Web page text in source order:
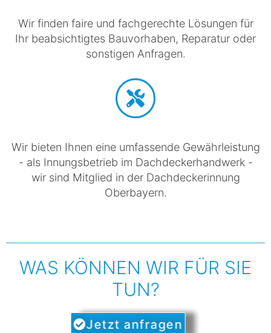
Wir finden faire und fachgerechte Lösungen für
Ihr beabsichtigtes Bauvorhaben, Reparatur oder
sonstigen Anfragen.
Wir bieten Ihnen eine umfassende Gewährleistung
- als Innungsbetrieb im Dachdeckerhandwerk -
wir sind Mitglied in der Dachdeckerinnung
Oberbayern.
WAS KÖNNEN WIR FÜR SIE
TUN?
Jetzt anfragen